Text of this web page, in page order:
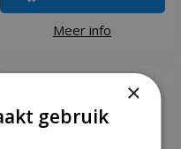
Meer info
×
gebruik